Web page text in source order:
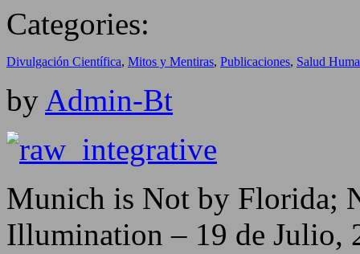
Categories:
Divulgación Científica, Mitos y Mentiras, Publicaciones, Salud
by Admin-Bt
Munich is Not by Florida;
Illumination – 19 de Julio,